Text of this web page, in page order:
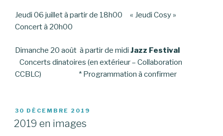
Jeudi 06 juillet à partir de 18h00 « Jeudi Cosy »
Concert à 20h00
Dimanche 20 août à partir de midi Jazz Festival
Concerts dinatoires (en extérieur – Collaboration
CCBLC) * Programmation à confirmer
PUBLIÉ
LE
30 DÉCEMBRE 2019
2019 en images